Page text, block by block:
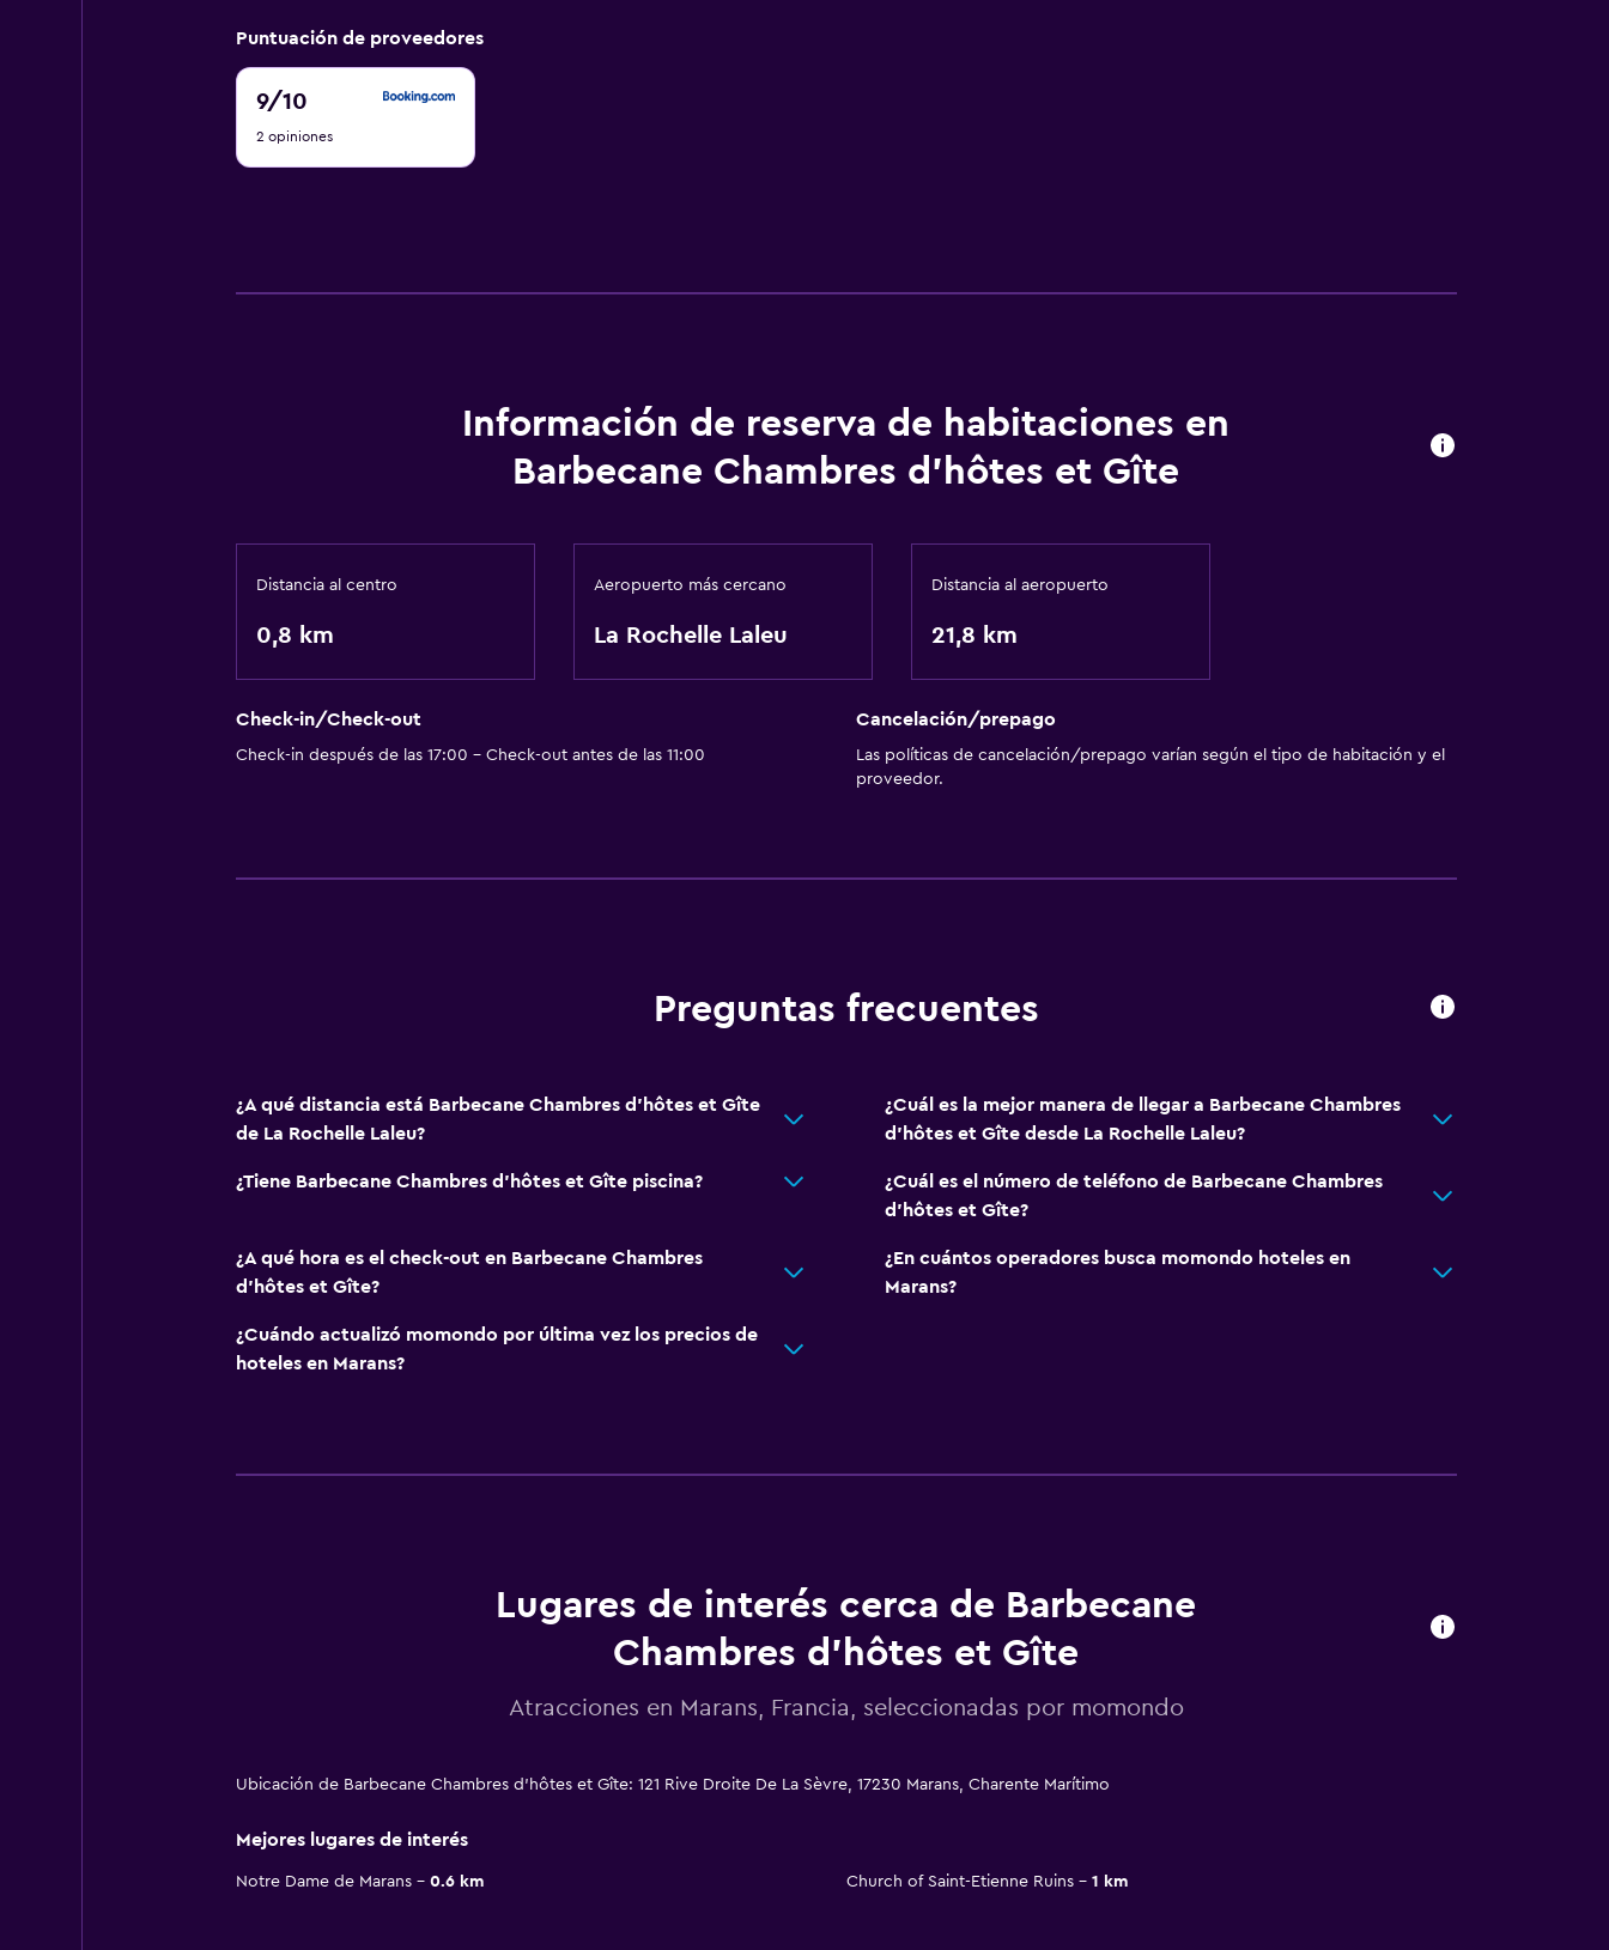
Puntuación de proveedores
9/10
9
10
2 opiniones
Información de reserva de habitaciones en
Barbecane Chambres d'hôtes et Gîte
Distancia al centro
0,8 km
Aeropuerto más cercano
La Rochelle Laleu
Distancia al aeropuerto
21,8 km
Check-in/Check-out
Check-in después de las 17:00 - Check-out antes de las 11:00
Cancelación/prepago
Las políticas de cancelación/prepago varían según el tipo de habitación y el
proveedor.
Preguntas frecuentes
¿A qué distancia está Barbecane Chambres d'hôtes et Gîte
de La Rochelle Laleu?
¿Cuál es la mejor manera de llegar a Barbecane Chambres
d'hôtes et Gîte desde La Rochelle Laleu?
¿Tiene Barbecane Chambres d'hôtes et Gîte piscina?
¿Cuál es el número de teléfono de Barbecane Chambres
d'hôtes et Gîte?
¿A qué hora es el check-out en Barbecane Chambres
d'hôtes et Gîte?
¿En cuántos operadores busca momondo hoteles en
Marans?
¿Cuándo actualizó momondo por última vez los precios de
hoteles en Marans?
Lugares de interés cerca de Barbecane
Chambres d'hôtes et Gîte
Atracciones en Marans, Francia, seleccionadas por momondo
Ubicación de Barbecane Chambres d'hôtes et Gîte: 121 Rive Droite De La Sèvre, 17230 Marans, Charente Marítimo
Mejores lugares de interés
Notre Dame de Marans 0.6 km Church of Saint-Etienne Ruins 1 km